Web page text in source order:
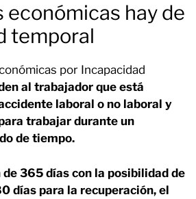
económicas hay de
temporal
por Incapacidad
al trabajador que está
laboral o no laboral y
trabajar durante un
de tiempo.
de 365 días con la posibilidad de
días para la recuperación, el